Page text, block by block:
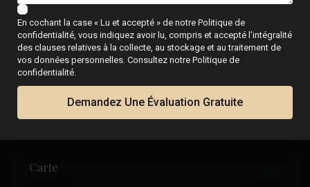
Plans d'étage
Carte
En cochant la case « Lu et accepté » de notre Politique de
confidentialité, vous indiquez avoir lu, compris et accepté l’intégralité
des clauses relatives à la collecte, au stockage et au traitement de
vos données personnelles. Consultez notre Politique de
confidentialité.
Demandez Une Évaluation Gratuite